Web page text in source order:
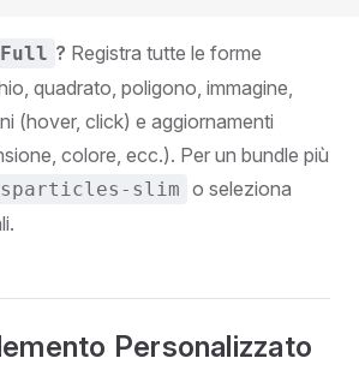
? Registra tutte le forme
quadrato, poligono, immagine,
(hover, click) e aggiornamenti
colore, ecc.). Per un bundle più
slim o seleziona
Personalizzato